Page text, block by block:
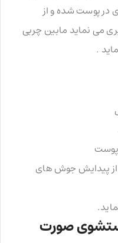
در پوست شده و از
می نماید مابین چربی
.
پوست
از پیدایش جوش های
صورت